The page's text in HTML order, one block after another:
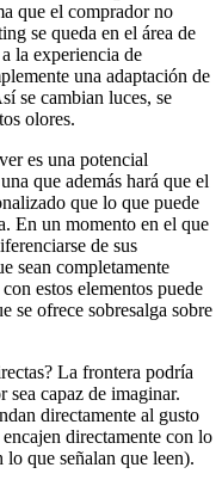
que el comprador no
se queda en el área de
la experiencia de
una adaptación de
se cambian luces, se
olores.
es una potencial
que además hará que el
que lo que puede
En un momento en el que
de sus
sean completamente
estos elementos puede
se ofrece sobresalga sobre
La frontera podría
sea capaz de imaginar.
directamente al gusto
directamente con lo
que señalan que leen).